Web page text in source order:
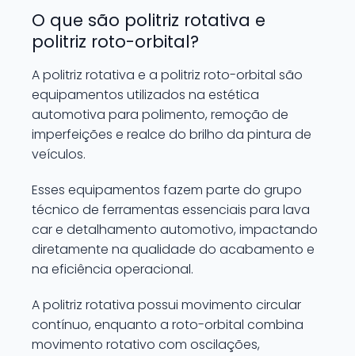
O que são politriz rotativa e
politriz roto-orbital?
A politriz rotativa e a politriz roto-orbital são
equipamentos utilizados na estética
automotiva para polimento, remoção de
imperfeições e realce do brilho da pintura de
veículos.
Esses equipamentos fazem parte do grupo
técnico de ferramentas essenciais para lava
car e detalhamento automotivo, impactando
diretamente na qualidade do acabamento e
na eficiência operacional.
A politriz rotativa possui movimento circular
contínuo, enquanto a roto-orbital combina
movimento rotativo com oscilações,